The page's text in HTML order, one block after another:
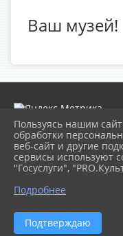
Ваш музей!
2026 г. museumkam.ru
Вход
Карта сайта
Политика обработки
Сделано на KubCMS
Разработка и поддержка
Пользуясь нашим
обработки
веб-сайт и другие
сервисы используют
"Госуслуги",
Подробнее
Подтверждаю